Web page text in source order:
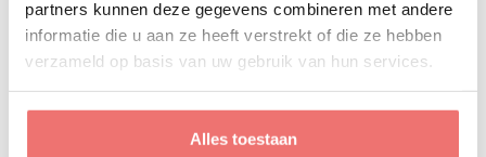
partners kunnen deze gegevens combineren met andere
informatie die u aan ze heeft verstrekt of die ze hebben
verzameld op basis van uw gebruik van hun services.
Alles toestaan
Dit kan je ook interessant vinden
Bekijk alle nieuws